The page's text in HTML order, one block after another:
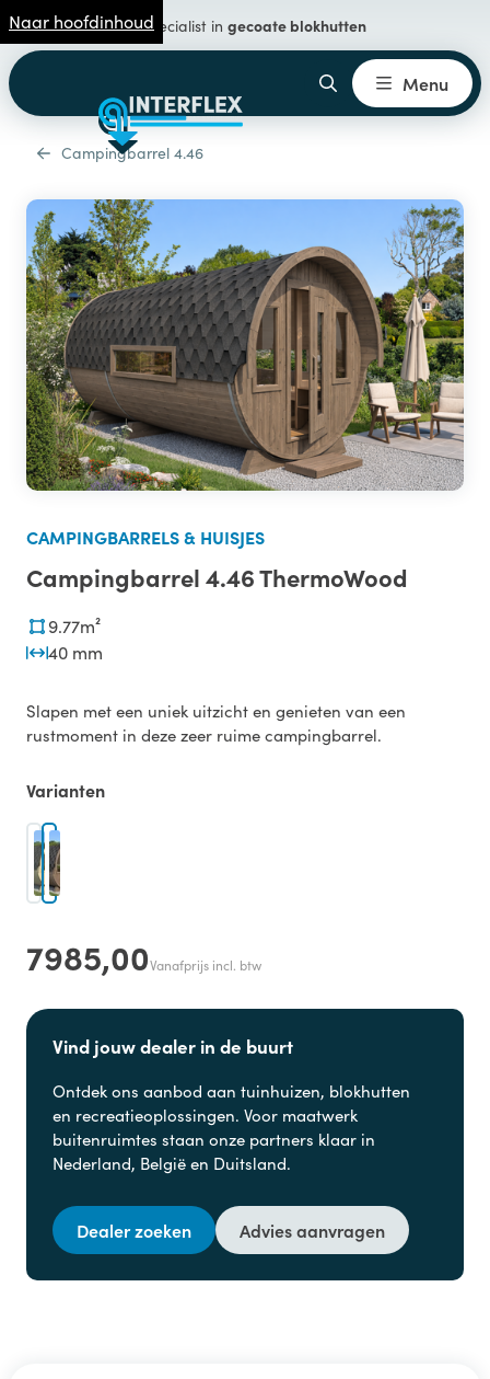
Naar hoofdinhoudSpecialist in gecoate blokhutten
Menu
Campingbarrel 4.46
CAMPINGBARRELS & HUISJES
Campingbarrel 4.46 ThermoWood
9.77m²
40 mm
Slapen met een uniek uitzicht en genieten van een
rustmoment in deze zeer ruime campingbarrel.
Varianten
7985,00Vanafprijs incl. btw
Vind jouw dealer in de buurt
Ontdek ons aanbod aan tuinhuizen, blokhutten
en recreatieoplossingen. Voor maatwerk
buitenruimtes staan onze partners klaar in
Nederland, België en Duitsland.
Dealer zoeken Advies aanvragen